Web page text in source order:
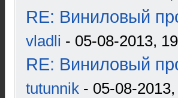
RE: Виниловый
vladli - 05-08-2013,
RE: Виниловый
tutunnik - 05-08-